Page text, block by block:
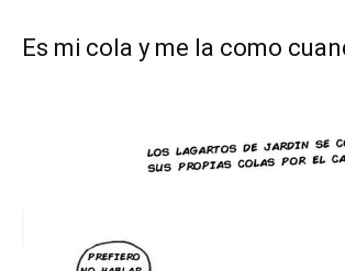
Es mi cola y me la como